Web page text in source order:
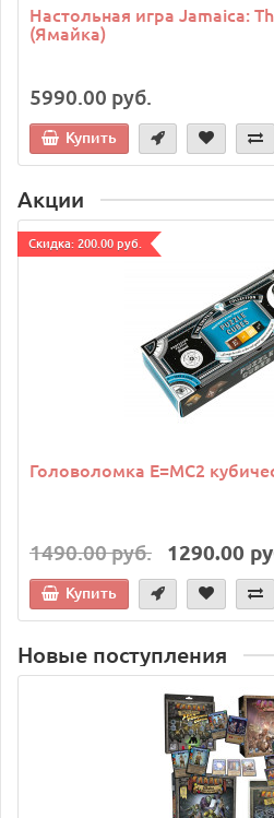
Настольная игра Jamaica:
(Ямайка)
5990.00 руб.
Купить
Акции
Cкидка: 200.00 руб.
Головоломка E=MC2
1490.00 руб. 1290.00
Купить
Новые поступления